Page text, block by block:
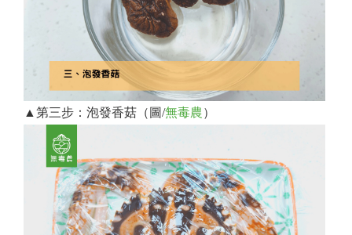
▲第三步：泡發香菇（圖/無毒農）